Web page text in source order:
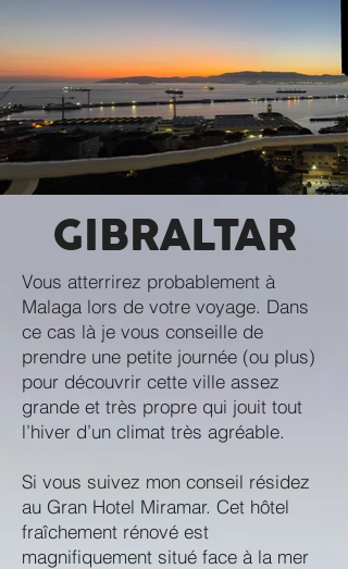
GIBRALTAR
Vous atterrirez probablement à
Malaga lors de votre voyage. Dans
ce cas là je vous conseille de
prendre une petite journée (ou plus)
pour découvrir cette ville assez
grande et très propre qui jouit tout
l’hiver d’un climat très agréable.
Si vous suivez mon conseil résidez
au Gran Hotel Miramar. Cet hôtel
fraîchement rénové est
magnifiquement situé face à la mer